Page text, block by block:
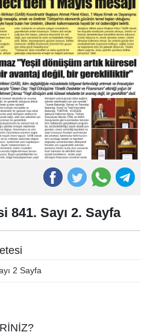
841. Sayı 2. Sayfa
2 Sayfa